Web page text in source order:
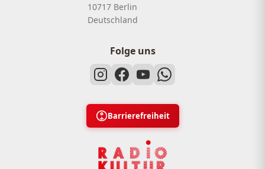
10717 Berlin
Deutschland
Folge uns
Barrierefreiheit